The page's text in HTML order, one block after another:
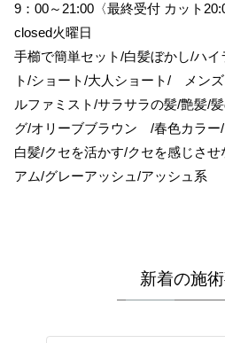
9：00～21:00〈最終受付 カット
closed火曜日
手櫛で簡単セット/白髪ぼかし/ハ
ト/ショート/大人ショート/ メン
ルファミスト/サラサラの髪/艶髪/
グ/オリーブブラウン /春色カラー
白髪/クセを活かす/クセを感じさ
アム/グレーアッシュ/アッシュ系
新着の施